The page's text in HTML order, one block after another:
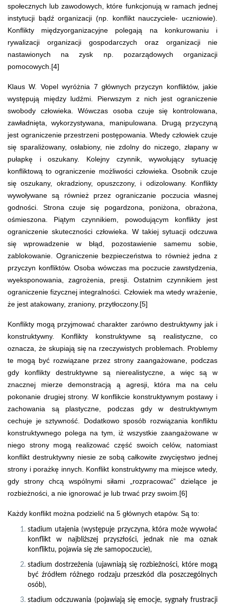
społecznych lub zawodowych, które funkcjonują w ramach jednej
instytucji bądź organizacji (np. konflikt nauczyciele- uczniowie).
Konflikty międzyorganizacyjne polegają na konkurowaniu i
rywalizacji organizacji gospodarczych oraz organizacji nie
nastawionych na zysk np. pozarządowych organizacji
pomocowych.[4]
Klaus W. Vopel wyróżnia 7 głównych przyczyn konfliktów, jakie
występują między ludźmi. Pierwszym z nich jest ograniczenie
swobody człowieka. Wówczas osoba czuje się kontrolowana,
zawładnięta, wykorzystywana, manipulowana. Drugą przyczyną
jest ograniczenie przestrzeni postępowania. Wtedy człowiek czuje
się sparaliżowany, osłabiony, nie zdolny do niczego, złapany w
pułapkę i oszukany. Kolejny czynnik, wywołujący sytuację
konfliktową to ograniczenie możliwości człowieka. Osobnik czuje
się oszukany, okradziony, opuszczony, i odizolowany. Konflikty
wywoływane są również przez ograniczanie poczucia własnej
godności. Strona czuje się pogardzona, poniżona, obrażona,
ośmieszona. Piątym czynnikiem, powodującym konflikty jest
ograniczenie skuteczności człowieka. W takiej sytuacji odczuwa
się wprowadzenie w błąd, pozostawienie samemu sobie,
zablokowanie. Ograniczenie bezpieczeństwa to również jedna z
przyczyn konfliktów. Osoba wówczas ma poczucie zawstydzenia,
wyeksponowania, zagrożenia, presji. Ostatnim czynnikiem jest
ograniczenie fizycznej integralności. Człowiek ma wtedy wrażenie,
że jest atakowany, zraniony, przytłoczony.[5]
Konflikty mogą przyjmować charakter zarówno destruktywny jak i
konstruktywny. Konflikty konstruktywne są realistyczne, co
oznacza, że skupiają się na rzeczywistych problemach. Problemy
te mogą być rozwiązane przez strony zaangażowane, podczas
gdy konflikty destruktywne są nierealistyczne, a więc są w
znacznej mierze demonstracją ą agresji, która ma na celu
pokonanie drugiej strony. W konflikcie konstruktywnym postawy i
zachowania są plastyczne, podczas gdy w destruktywnym
cechuje je sztywność. Dodatkowo sposób rozwiązania konfliktu
konstruktywnego polega na tym, iż wszystkie zaangażowane w
niego strony mogą realizować część swoich celów, natomiast
konflikt destruktywny niesie ze sobą całkowite zwycięstwo jednej
strony i porażkę innych. Konflikt konstruktywny ma miejsce wtedy,
gdy strony chcą wspólnymi siłami „rozpracować” dzielące je
rozbieżności, a nie ignorować je lub trwać przy swoim.[6]
Każdy konflikt można podzielić na 5 głównych etapów. Są to:
stadium utajenia (występuje przyczyna, która może wywołać
konflikt w najbliższej przyszłości, jednak nie ma oznak
konfliktu, pojawia się złe samopoczucie),
stadium dostrzeżenia (ujawniają się rozbieżności, które mogą
być źródłem różnego rodzaju przeszkód dla poszczególnych
osób),
stadium odczuwania (pojawiają się emocje, sygnały frustracji